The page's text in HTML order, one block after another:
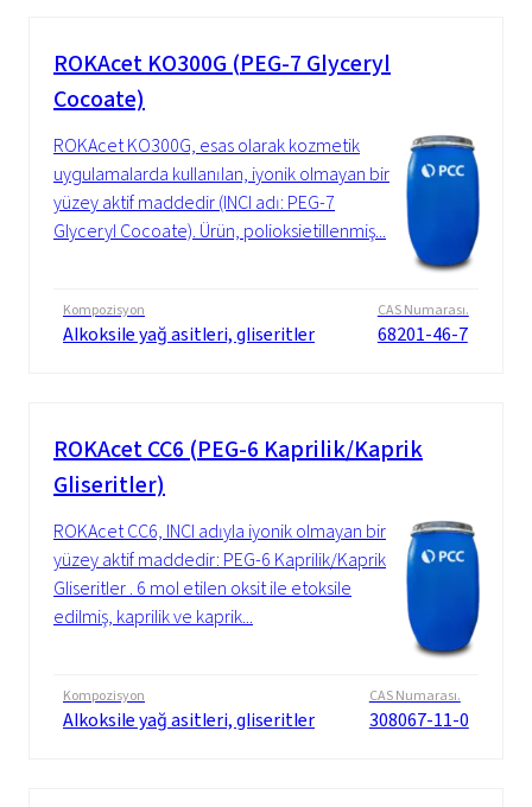
ROKAcet KO300G (PEG-7 Glyceryl
Cocoate)
ROKAcet KO300G, esas olarak kozmetik
uygulamalarda kullanılan, iyonik olmayan bir
yüzey aktif maddedir (INCI adı: PEG-7
Glyceryl Cocoate). Ürün, polioksietillenmiş...
Kompozisyon
Alkoksile yağ asitleri, gliseritler
CAS Numarası.
68201-46-7
ROKAcet CC6 (PEG-6 Kaprilik/Kaprik
Gliseritler)
ROKAcet CC6, INCI adıyla iyonik olmayan bir
yüzey aktif maddedir: PEG-6 Kaprilik/Kaprik
Gliseritler . 6 mol etilen oksit ile etoksile
edilmiş, kaprilik ve kaprik...
Kompozisyon
Alkoksile yağ asitleri, gliseritler
CAS Numarası.
308067-11-0